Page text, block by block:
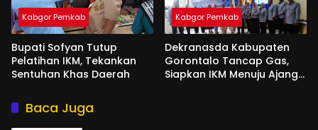
Kabgor Pemkab
Bupati Sofyan Tutup
Pelatihan IKM, Tekankan
Sentuhan Khas Daerah
Kabgor Pemkab
Dekranasda Kabupaten
Gorontalo Tancap Gas,
Siapkan IKM Menuju Ajang
Baca Juga